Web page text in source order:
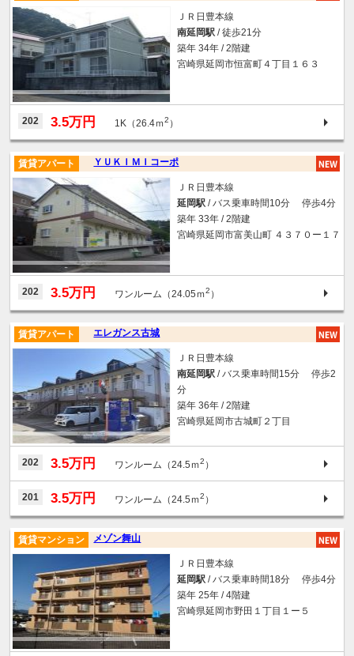
ＪＲ日豊本線
南延岡駅 / 徒歩21分
築年 34年 / 2階建
宮崎県延岡市恒富町４丁目１６３
202 3.5万円 1K（26.4ｍ2 ）
ＹＵＫＩＭＩコーポ
賃貸アパート
ＪＲ日豊本線
延岡駅 / バス乗車時間10分 停歩4分
築年 33年 / 2階建
宮崎県延岡市富美山町 ４３７０ー１７
202 3.5万円 ワンルーム（24.05ｍ2 ）
エレガンス古城
賃貸アパート
ＪＲ日豊本線
南延岡駅 / バス乗車時間15分 停歩2
分
築年 36年 / 2階建
宮崎県延岡市古城町２丁目
202 3.5万円 ワンルーム（24.5ｍ2 ）
201 3.5万円 ワンルーム（24.5ｍ2 ）
メゾン舞山
賃貸マンション
ＪＲ日豊本線
延岡駅 / バス乗車時間18分 停歩4分
築年 25年 / 4階建
宮崎県延岡市野田１丁目１ー５